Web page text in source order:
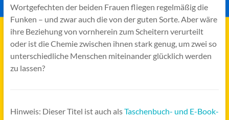
Wortgefechten der beiden Frauen fliegen regelmäßig die
Funken – und zwar auch die von der guten Sorte. Aber wäre
ihre Beziehung von vornherein zum Scheitern verurteilt
oder ist die Chemie zwischen ihnen stark genug, um zwei so
unterschiedliche Menschen miteinander glücklich werden
zu lassen?
Hinweis: Dieser Titel ist auch alsTaschenbuch- und E-Book-